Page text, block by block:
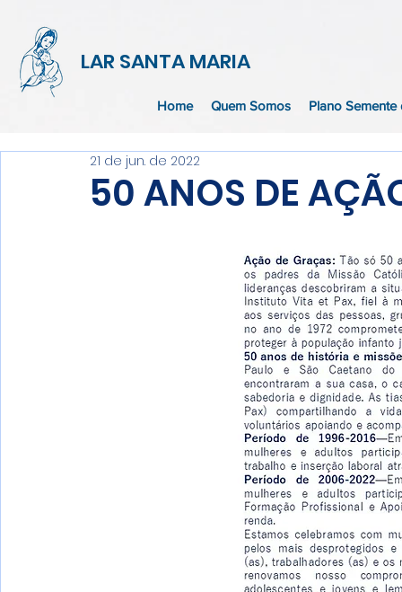
LAR SANTA MARIA
Home Quem Somos Plano Semente
50 ANOS DE
21 de jun. de 2022